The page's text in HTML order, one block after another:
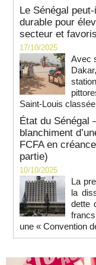
Le Sénégal
durable pour
secteur et
17/10/2025
Avec
Saint-Louis
État du Sénégal
blanchiment
FCFA en
partie)
10/10/2025
La
la
dette
une « Convention